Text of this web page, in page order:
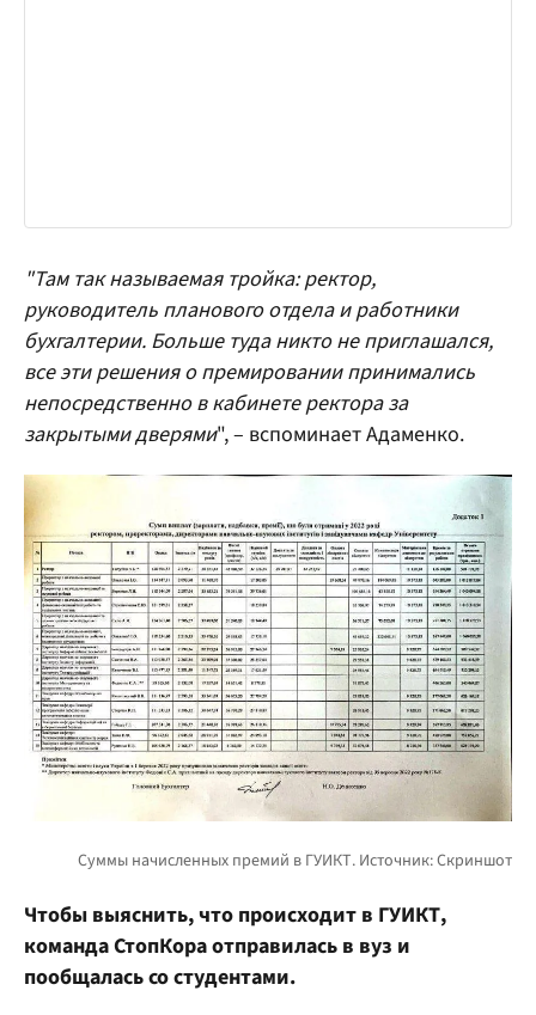
"Там так называемая тройка: ректор,
руководитель планового отдела и работники
бухгалтерии. Больше туда никто не приглашался,
все эти решения о премировании принимались
непосредственно в кабинете ректора за
закрытыми дверями", – вспоминает Адаменко.
Чтобы выяснить, что происходит в ГУИКТ,
команда СтопКора отправилась в вуз и
пообщалась со студентами.